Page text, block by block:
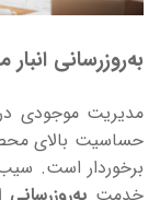
به‌روزرسانی
مدیریت موجودی
حساسیت بالای
برخوردار است.